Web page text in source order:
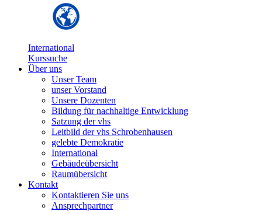
International
Kurssuche
Über uns
Unser Team
unser Vorstand
Unsere Dozenten
Bildung für nachhaltige Entwicklung
Satzung der vhs
Leitbild der vhs Schrobenhausen
gelebte Demokratie
International
Gebäudeübersicht
Raumübersicht
Kontakt
Kontaktieren Sie uns
Ansprechpartner